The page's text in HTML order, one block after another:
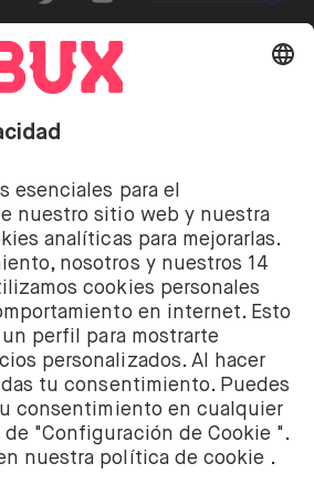
Puedes perder tu depósito.
de perder el dinero
por la empresa
BUX B.V. está registrada en la
de Ámsterdam con el número
está autorizada y regulada por la
de los Mercados de los Países
Markten – AFM).
asesoramiento en materia de
individuales deben tomar
o buscar asesoramiento
conlleva riesgos. El valor de